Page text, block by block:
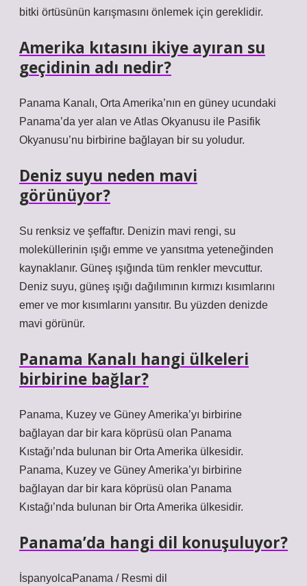
bitki örtüsünün karışmasını önlemek için gereklidir.
Amerika kıtasını ikiye ayıran su
geçidinin adı nedir?
Panama Kanalı, Orta Amerika’nın en güney ucundaki
Panama’da yer alan ve Atlas Okyanusu ile Pasifik
Okyanusu’nu birbirine bağlayan bir su yoludur.
Deniz suyu neden mavi
görünüyor?
Su renksiz ve şeffaftır. Denizin mavi rengi, su
moleküllerinin ışığı emme ve yansıtma yeteneğinden
kaynaklanır. Güneş ışığında tüm renkler mevcuttur.
Deniz suyu, güneş ışığı dağılımının kırmızı kısımlarını
emer ve mor kısımlarını yansıtır. Bu yüzden denizde
mavi görünür.
Panama Kanalı hangi ülkeleri
birbirine bağlar?
Panama, Kuzey ve Güney Amerika’yı birbirine
bağlayan dar bir kara köprüsü olan Panama
Kıstağı’nda bulunan bir Orta Amerika ülkesidir.
Panama, Kuzey ve Güney Amerika’yı birbirine
bağlayan dar bir kara köprüsü olan Panama
Kıstağı’nda bulunan bir Orta Amerika ülkesidir.
Panama’da hangi dil konuşuluyor?
İspanyolcaPanama / Resmi dil